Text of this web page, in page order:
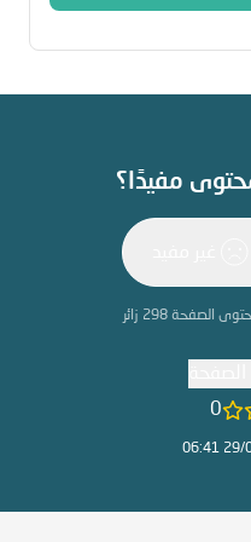
مفيدًا؟
محتوى الصفحة298 زائر
0